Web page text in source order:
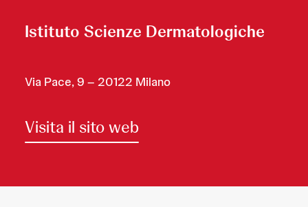
Istituto Scienze Dermatologiche
Via Pace, 9 – 20122 Milano
Visita il sito web